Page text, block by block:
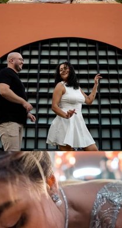
102 55